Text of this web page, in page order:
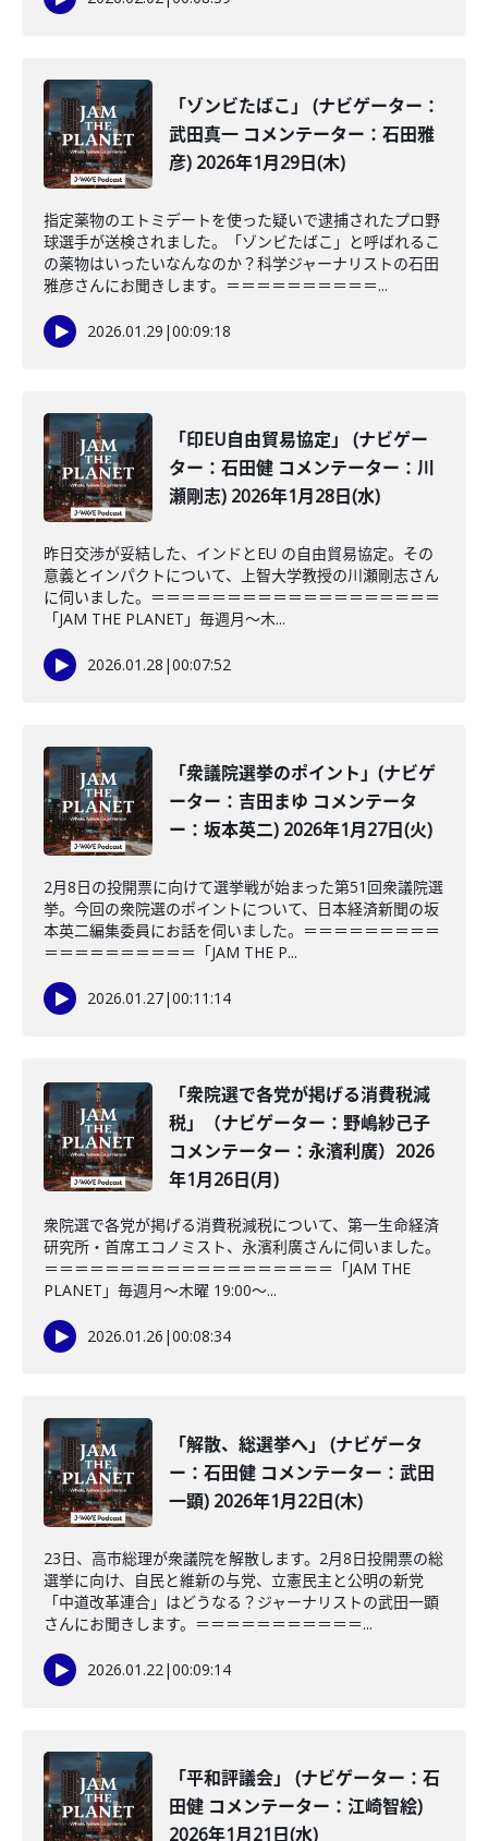
「ゾンビたばこ」 (ナビゲーター：
武田真一 コメンテーター：石田雅
彦) 2026年1月29日(木)
指定薬物のエトミデートを使った疑いで逮捕されたプロ野
球選手が送検されました。「ゾンビたばこ」と呼ばれるこ
の薬物はいったいなんなのか？科学ジャーナリストの石田
雅彦さんにお聞きします。＝＝＝＝＝＝＝＝＝＝...
2026.01.29 |00:09:18
「印EU自由貿易協定」 (ナビゲー
ター：石田健 コメンテーター：川
瀬剛志) 2026年1月28日(水)
昨日交渉が妥結した、インドとEU の自由貿易協定。その
意義とインパクトについて、上智大学教授の川瀬剛志さん
に伺いました。＝＝＝＝＝＝＝＝＝＝＝＝＝＝＝＝＝＝＝
「JAM THE PLANET」毎週月～木...
2026.01.28 |00:07:52
「衆議院選挙のポイント」(ナビゲ
ーター：吉田まゆ コメンテータ
ー：坂本英二) 2026年1月27日(火)
2月8日の投開票に向けて選挙戦が始まった第51回衆議院選
挙。今回の衆院選のポイントについて、日本経済新聞の坂
本英二編集委員にお話を伺いました。＝＝＝＝＝＝＝＝＝
＝＝＝＝＝＝＝＝＝＝「JAM THE P...
2026.01.27|00:11:14
「衆院選で各党が掲げる消費税減
税」（ナビゲーター：野嶋紗己子
コメンテーター：永濱利廣）2026
年1月26日(月)
衆院選で各党が掲げる消費税減税について、第一生命経済
研究所・首席エコノミスト、永濱利廣さんに伺いました。
＝＝＝＝＝＝＝＝＝＝＝＝＝＝＝＝＝＝＝「JAM THE
PLANET」毎週月～木曜 19:00～...
2026.01.26 |00:08:34
「解散、総選挙へ」 (ナビゲータ
ー：石田健 コメンテーター：武田
一顕) 2026年1月22日(木)
23日、高市総理が衆議院を解散します。2月8日投開票の総
選挙に向け、自民と維新の与党、立憲民主と公明の新党
「中道改革連合」はどうなる？ジャーナリストの武田一顕
さんにお聞きします。＝＝＝＝＝＝＝＝＝＝＝...
2026.01.22|00:09:14
「平和評議会」 (ナビゲーター：石
田健 コメンテーター：江崎智絵)
2026年1月21日(水)